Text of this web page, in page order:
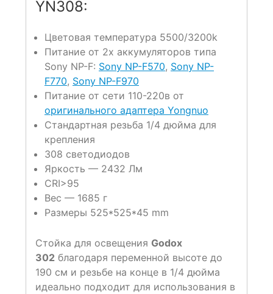
YN308:
Цветовая температура 5500/3200k
Питание от 2х аккумуляторов типа
Sony NP-F: Sony NP-F570, Sony NP-
F770, Sony NP-F970
Питание от сети 110-220в от
оригинального адаптера Yongnuo
Стандартная резьба 1/4 дюйма для
крепления
308 светодиодов
Яркость — 2432 Лм
CRI>95
Вес — 1685 г
Размеры 525*525*45 mm
Стойка для освещения Godox
302 благодаря переменной высоте до
190 см и резьбе на конце в 1/4 дюйма
идеально подходит для использования в